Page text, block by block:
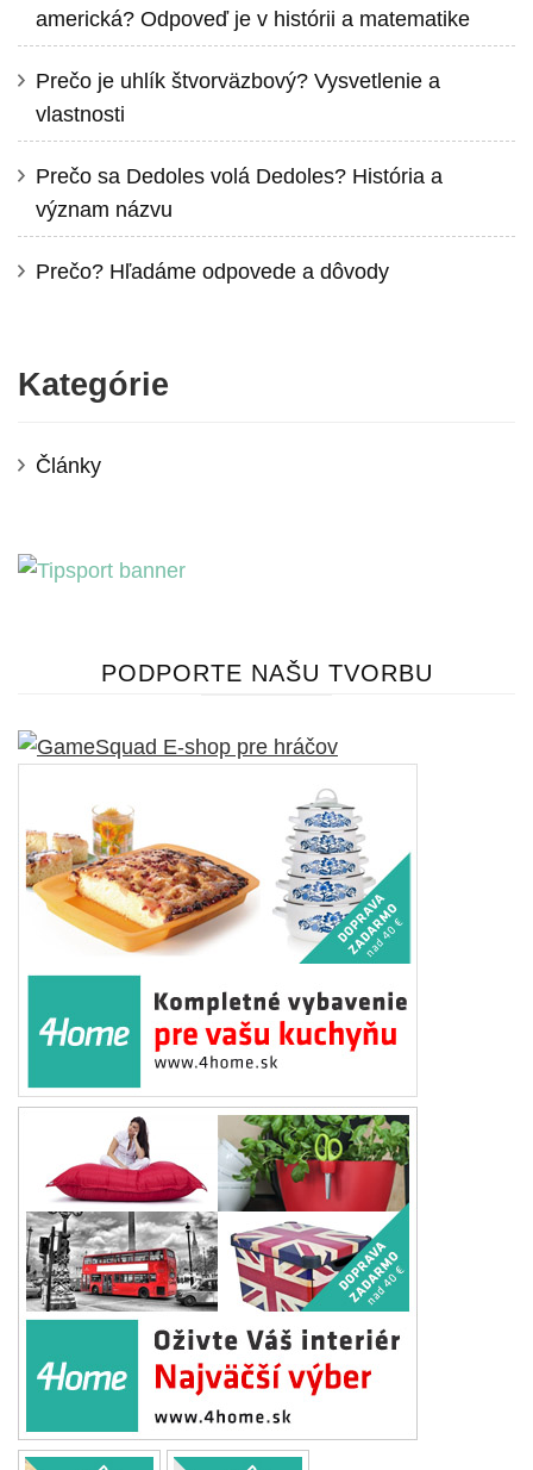
americká? Odpoveď je v histórii a matematike
Prečo je uhlík štvorväzbový? Vysvetlenie a
vlastnosti
Prečo sa Dedoles volá Dedoles? História a
význam názvu
Prečo? Hľadáme odpovede a dôvody
Kategórie
Články
PODPORTE NAŠU TVORBU